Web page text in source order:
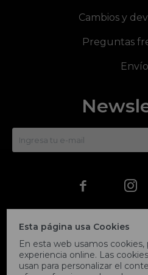
Esta página usa Cookies
En esta web usamos
experiencia online. Las
usan para personalizar el
Cambios y
Preguntas
 